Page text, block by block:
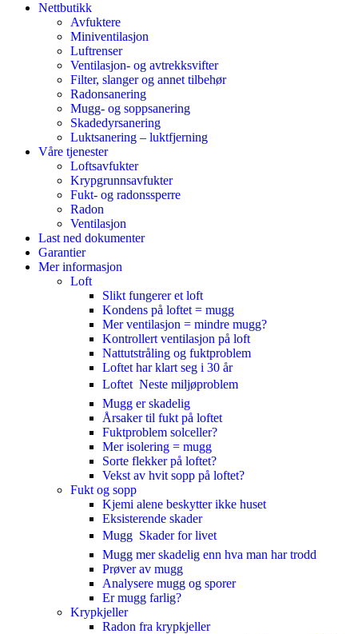
Nettbutikk
Avfuktere
Miniventilasjon
Luftrenser
Ventilasjon- og avtrekksvifter
Filter, slanger og annet tilbehør
Radonsanering
Mugg- og soppsanering
Skadedyrsanering
Luktsanering – luktfjerning
Våre tjenester
Loftsavfukter
Krypgrunnsavfukter
Fukt- og radonssperre
Radon
Ventilasjon
Last ned dokumenter
Garantier
Mer informasjon
Loft
Slikt fungerer et loft
Kondens på loftet = mugg
Mer ventilasjon = mindre mugg?
Kontrollert ventilasjon på loft
Nattutstråling og fuktproblem
Loftet har klart seg i 30 år
Loftet  Neste miljøproblem
Mugg er skadelig
Årsaker til fukt på loftet
Fuktproblem solceller?
Mer isolering = mugg
Sorte flekker på loftet?
Vekst av hvit sopp på loftet?
Fukt og sopp
Kjemi alene beskytter ikke huset
Eksisterende skader
Mugg  Skader for livet
Mugg mer skadelig enn hva man har trodd
Prøver av mugg
Analysere mugg og sporer
Er mugg farlig?
Krypkjeller
Radon fra krypkjeller